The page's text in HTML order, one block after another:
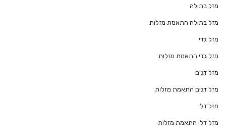
מזל בתולה
מזל בתולה התאמת מזלות
מזל גדי
מזל גדי התאמת מזלות
מזל דגים
מזל דגים התאמת מזלות
מזל דלי
מזל דלי התאמת מזלות